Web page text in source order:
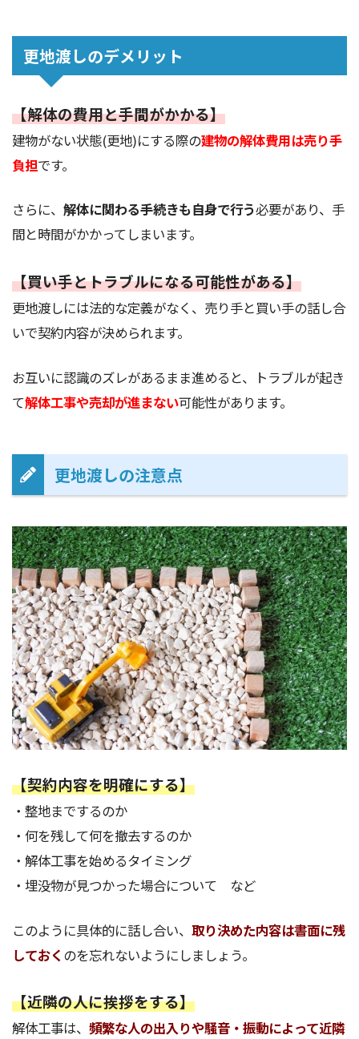
更地渡しのデメリット
【解体の費用と手間がかかる】
建物がない状態(更地)にする際の建物の解体費用は売り手
負担です。
さらに、 解体に関わる手続きも自身で行う必要があり、手
間と時間がかかってしまいます。
【買い手とトラブルになる可能性がある】
更地渡しには法的な定義がなく、売り手と買い手の話し合
いで契約内容が決められます。
お互いに認識のズレがあるまま進めると、トラブルが起き
て解体工事や売却が進まない可能性があります。
更地渡しの注意点
【契約内容を明確にする】
・整地までするのか
・何を残して何を撤去するのか
・解体工事を始めるタイミング
・埋没物が見つかった場合について など
このように具体的に話し合い、 取り決めた内容は書面に残
しておく のを忘れないようにしましょう。
【近隣の人に挨拶をする】
解体工事は、 頻繁な人の出入りや騒音・振動によって近隣